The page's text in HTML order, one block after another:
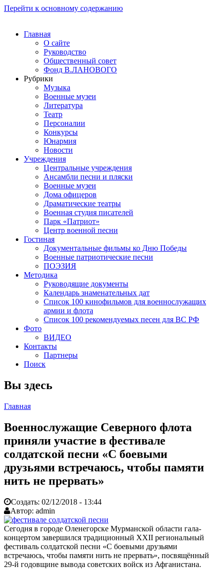
Перейти к основному содержанию
Главная
О сайте
Руководство
Общественный совет
Фонд В.ЛАНОВОГО
Рубрики
Музыка
Военные музеи
Литература
Театр
Персоналии
Конкурсы
Юнармия
Новости
Учреждения
Центральные учреждения
Ансамбли песни и пляски
Военные музеи
Дома офицеров
Драматические театры
Военная студия писателей
Парк «Патриот»
Центр военной песни
Гостиная
Документальные фильмы ко Дню Победы
Военные патриотические песни
ПОЭЗИЯ
Методика
Руководящие документы
Календарь знаменательных дат
Список 100 кинофильмов для военнослужащих
армии и флота
Список 100 рекомендуемых песен для ВС РФ
Фото
ВИДЕО
Контакты
Партнеры
Поиск
Вы здесь
Главная
Военнослужащие Северного флота
приняли участие в фестивале
солдатской песни «С боевыми
друзьями встречаюсь, чтобы памяти
нить не прервать»
Создать: 02/12/2018 - 13:44
Автор: admin
Сегодня в городе Оленегорске Мурманской области гала-
концертом завершился традиционный XXII региональный
фестиваль солдатской песни «С боевыми друзьями
встречаюсь, чтобы памяти нить не прервать», посвящённый
29-й годовщине вывода советских войск из Афганистана.